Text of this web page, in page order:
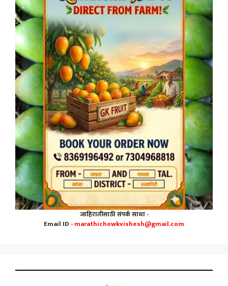
जाहिरातींसाठी संपर्क साधा -
Email ID -marathichowkvishesh@gmail.com